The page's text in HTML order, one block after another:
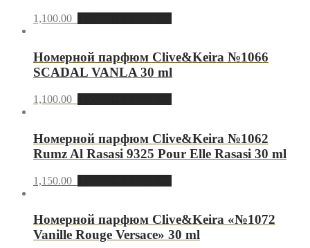
1,100.00
Номерной парфюм Clive&Keira №1066
SCADAL VANLA 30 ml
1,100.00
Номерной парфюм Clive&Keira №1062
Rumz Al Rasasi 9325 Pour Elle Rasasi 30 ml
1,150.00
Номерной парфюм Clive&Keira «№1072
Vanille Rouge Versace» 30 ml